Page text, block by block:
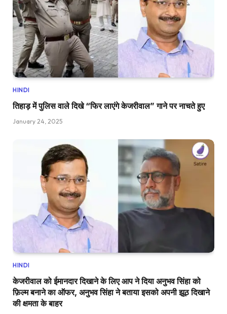
HINDI
तिहाड़ में पुलिस वाले दिखे “फिर लाएंगे केजरीवाल” गाने पर नाचते हुए
January 24, 2025
HINDI
केजरीवाल को ईमानदार दिखाने के लिए आप ने दिया अनुभव सिंहा को
फ़िल्म बनाने का ऑफर, अनुभव सिंहा ने बताया इसको अपनी झूठ दिखाने
की क्षमता के बाहर